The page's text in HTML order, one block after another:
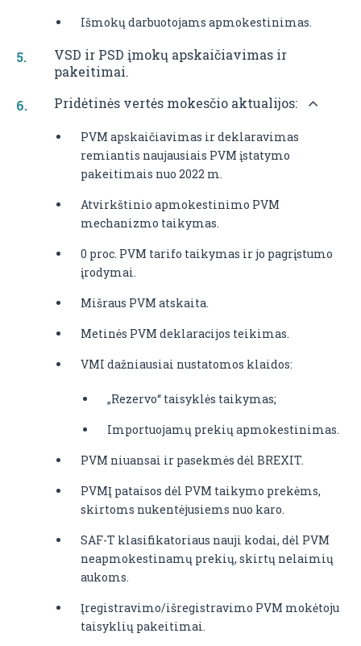
Išmokų darbuotojams apmokestinimas.
VSD ir PSD įmokų apskaičiavimas ir
pakeitimai.
Pridėtinės vertės mokesčio aktualijos:
PVM apskaičiavimas ir deklaravimas
remiantis naujausiais PVM įstatymo
pakeitimais nuo 2022 m.
Atvirkštinio apmokestinimo PVM
mechanizmo taikymas.
0 proc. PVM tarifo taikymas ir jo pagrįstumo
įrodymai.
Mišraus PVM atskaita.
Metinės PVM deklaracijos teikimas.
VMI dažniausiai nustatomos klaidos:
„Rezervo“ taisyklės taikymas;
Importuojamų prekių apmokestinimas.
PVM niuansai ir pasekmės dėl BREXIT.
PVMĮ pataisos dėl PVM taikymo prekėms,
skirtoms nukentėjusiems nuo karo.
SAF-T klasifikatoriaus nauji kodai, dėl PVM
neapmokestinamų prekių, skirtų nelaimių
aukoms.
Įregistravimo/išregistravimo PVM mokėtoju
taisyklių pakeitimai.